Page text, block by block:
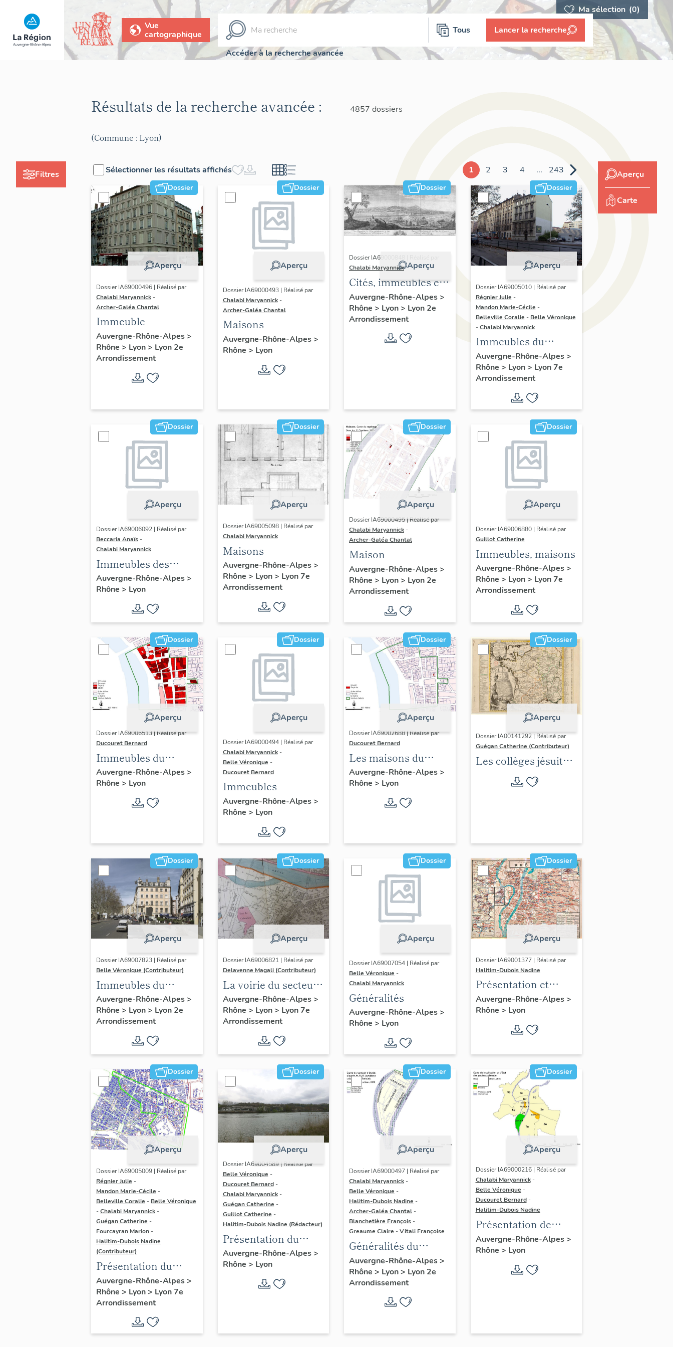
Ma sélection (0)
Vue
cartographique
Tous Lancer la recherche
Accéder à la recherche avancée
Filtres
Résultats de la recherche avancée : 4857 dossiers
(Commune : Lyon)
Sélectionner les résultats affichés 1 2 3 4 ... 243
Dossier
Aperçu
Dossier IA69000496 | Réalisé par
Chalabi Maryannick -
Archer-Galéa Chantal
Immeuble
Auvergne-Rhône-Alpes>
Rhône > Lyon> Lyon 2e
Arrondissement
Dossier
Aperçu
Dossier IA69000493 | Réalisé par
Chalabi Maryannick -
Archer-Galéa Chantal
Maisons
Auvergne-Rhône-Alpes>
Rhône > Lyon
Dossier
Aperçu
Dossier IA69000848 | Réalisé par
Chalabi Maryannick
Cités, immeubles et
maisons. Ensemble
de l'habitat du
Confluent
Auvergne-Rhône-Alpes>
Rhône > Lyon> Lyon 2e
Arrondissement
Dossier
Aperçu
Dossier IA69005010 | Réalisé par
Régnier Julie -
Mandon Marie-Cécile -
Belleville Coralie - Belle Véronique
-Chalabi Maryannick
Immeubles du
secteur d'étude La
Guillotière
Auvergne-Rhône-Alpes>
Rhône > Lyon> Lyon 7e
Arrondissement
Dossier
Aperçu
Dossier IA69006092 | Réalisé par
Beccaria Anaïs -
Chalabi Maryannick
Immeubles des
Années Trente de la
rive gauche
Auvergne-Rhône-Alpes>
Rhône > Lyon
Dossier
Aperçu
Dossier IA69005098 | Réalisé par
Chalabi Maryannick
Maisons
Auvergne-Rhône-Alpes>
Rhône > Lyon> Lyon 7e
Arrondissement
Dossier
Aperçu
Dossier IA69000495 | Réalisé par
Chalabi Maryannick -
Archer-Galéa Chantal
Maison
Auvergne-Rhône-Alpes>
Rhône > Lyon> Lyon 2e
Arrondissement
Dossier
Aperçu
Dossier IA69006880 | Réalisé par
Guillot Catherine
Immeubles, maisons
Auvergne-Rhône-Alpes>
Rhône > Lyon> Lyon 7e
Arrondissement
Dossier
Aperçu
Dossier IA69006513 | Réalisé par
Ducouret Bernard
Immeubles du
quartier Saint-Nizier
Auvergne-Rhône-Alpes>
Rhône > Lyon
Dossier
Aperçu
Dossier IA69000494 | Réalisé par
Chalabi Maryannick -
Belle Véronique -
Ducouret Bernard
Immeubles
Auvergne-Rhône-Alpes>
Rhône > Lyon
Dossier
Aperçu
Dossier IA69002688 | Réalisé par
Ducouret Bernard
Les maisons du
quartier Saint-Nizier
Auvergne-Rhône-Alpes>
Rhône > Lyon
Dossier
Aperçu
Dossier IA00141292 | Réalisé par
Guégan Catherine (Contributeur)
Les collèges jésuites
d'Ancien Régime
(1556-1763) dans la
COURS)
Dossier
Aperçu
Dossier IA69007823 | Réalisé par
Belle Véronique (Contributeur)
Immeubles du
secteur des Jacobins
Auvergne-Rhône-Alpes>
Rhône > Lyon> Lyon 2e
Arrondissement
Dossier
Aperçu
Dossier IA69006821 | Réalisé par
Delavenne Magali (Contributeur)
La voirie du secteur
d'étude "Saint-
André" (Lyon 7e)
Auvergne-Rhône-Alpes>
Rhône > Lyon> Lyon 7e
Arrondissement
Dossier
Aperçu
Dossier IA69007054 | Réalisé par
Belle Véronique -
Chalabi Maryannick
Généralités
Auvergne-Rhône-Alpes>
Rhône > Lyon
Dossier
Aperçu
Dossier IA69001377 | Réalisé par
Halitim-Dubois Nadine
Présentation et
synthèse du
patrimoine
industriel de la ville
Auvergne-Rhône-Alpes>
Rhône > Lyon
Dossier
Aperçu
Dossier IA69005009 | Réalisé par
Régnier Julie -
Mandon Marie-Cécile -
Belleville Coralie - Belle Véronique
-Chalabi Maryannick -
Guégan Catherine -
Fourcayran Marion -
Halitim-Dubois Nadine
(Contributeur)
Présentation du
secteur d'étude Lyon
Guillotière
Auvergne-Rhône-Alpes>
Rhône > Lyon> Lyon 7e
Arrondissement
Dossier
Aperçu
Dossier IA69004589 | Réalisé par
Belle Véronique -
Ducouret Bernard -
Chalabi Maryannick -
Guégan Catherine -
Guillot Catherine -
Halitim-Dubois Nadine (Rédacteur)
Présentation du
secteur d'étude Lyon
Auvergne-Rhône-Alpes>
Rhône > Lyon
Dossier
Aperçu
Dossier IA69000497 | Réalisé par
Chalabi Maryannick -
Belle Véronique -
Halitim-Dubois Nadine -
Archer-Galéa Chantal -
Blanchetière François -
Greaume Claire -Vitali Françoise
Généralités du
secteur du Confluent
à Lyon
Auvergne-Rhône-Alpes>
Rhône > Lyon> Lyon 2e
Arrondissement
Dossier
Aperçu
Dossier IA69000216 | Réalisé par
Chalabi Maryannick -
Belle Véronique -
Ducouret Bernard -
Halitim-Dubois Nadine
Présentation de
l'étude de la ville de
Lyon
Auvergne-Rhône-Alpes>
Rhône > Lyon
Aperçu
Carte